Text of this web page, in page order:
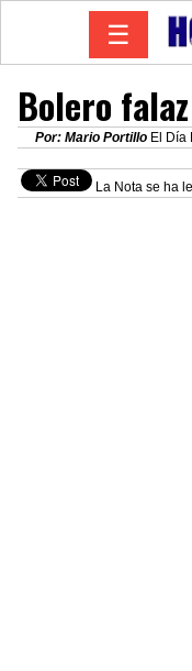
☰
Bolero falaz
Por: Mario Portillo El Día
La Nota se ha